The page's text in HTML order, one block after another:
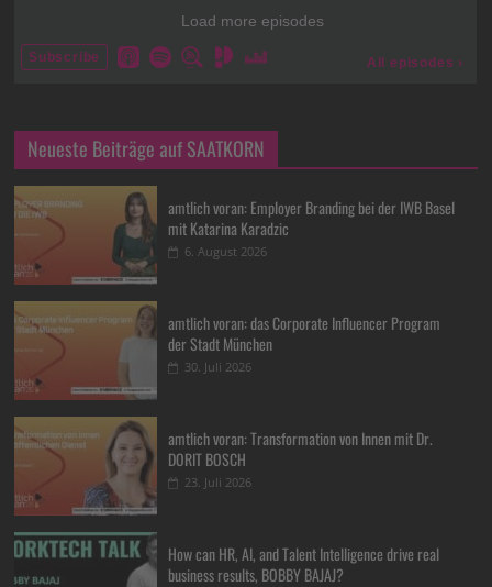
Neueste Beiträge auf SAATKORN
amtlich voran: Employer Branding bei der IWB Basel
mit Katarina Karadzic
6. August 2026
amtlich voran: das Corporate Influencer Program
der Stadt München
30. Juli 2026
amtlich voran: Transformation von Innen mit Dr.
DORIT BOSCH
23. Juli 2026
How can HR, AI, and Talent Intelligence drive real
business results, BOBBY BAJAJ?